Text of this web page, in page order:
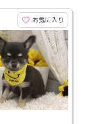
お気に入り